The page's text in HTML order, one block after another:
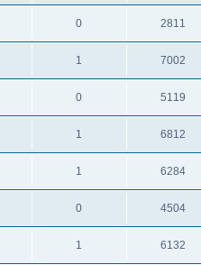
0 2811
1 7002
0 5119
1 6812
1 6284
0 4504
1 6132